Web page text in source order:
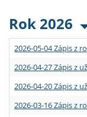
Rok 2026
2026-05-04 Zápis z
2026-04-27 Zápis z
2026-04-20 Zápis z
2026-03-16 Zápis z